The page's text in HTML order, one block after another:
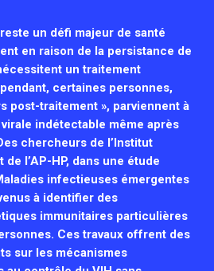
acteurs communautaires
2023, pour suivre l'épidémie
suite à des cas à Mayotte et à
Émergence, actives ou
un défi majeur de santé
en raison de la persistance de
un traitement
certaines personnes,
post-traitement », parviennent à
indétectable même après
chercheurs de l’Institut
de l’AP-HP, dans une étude
infectieuses émergentes
à identifier des
immunitaires particulières
Ces travaux offrent des
sur les mécanismes